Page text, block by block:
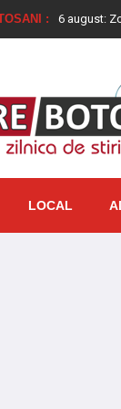
:
august: Zodia care
LOCAL